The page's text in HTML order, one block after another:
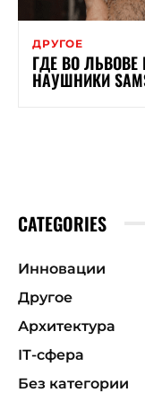
ДРУГОЕ
ГДЕ ВО
НАУШНИКИ
CATEGORIES
Инновации
Другое
Архитектура
ІТ-сфера
Без категории